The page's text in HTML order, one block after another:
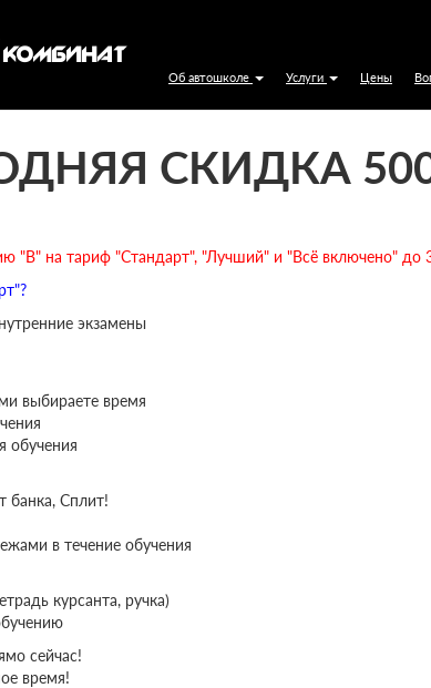
Об автошколе Услуги Цены
СКИДКА
"В" на тариф "Стандарт", "Лучший" и "Всё включено" до
экзамены
выбираете время
обучения
банка, Сплит!
в течение обучения
курсанта, ручка)
сейчас!
время!